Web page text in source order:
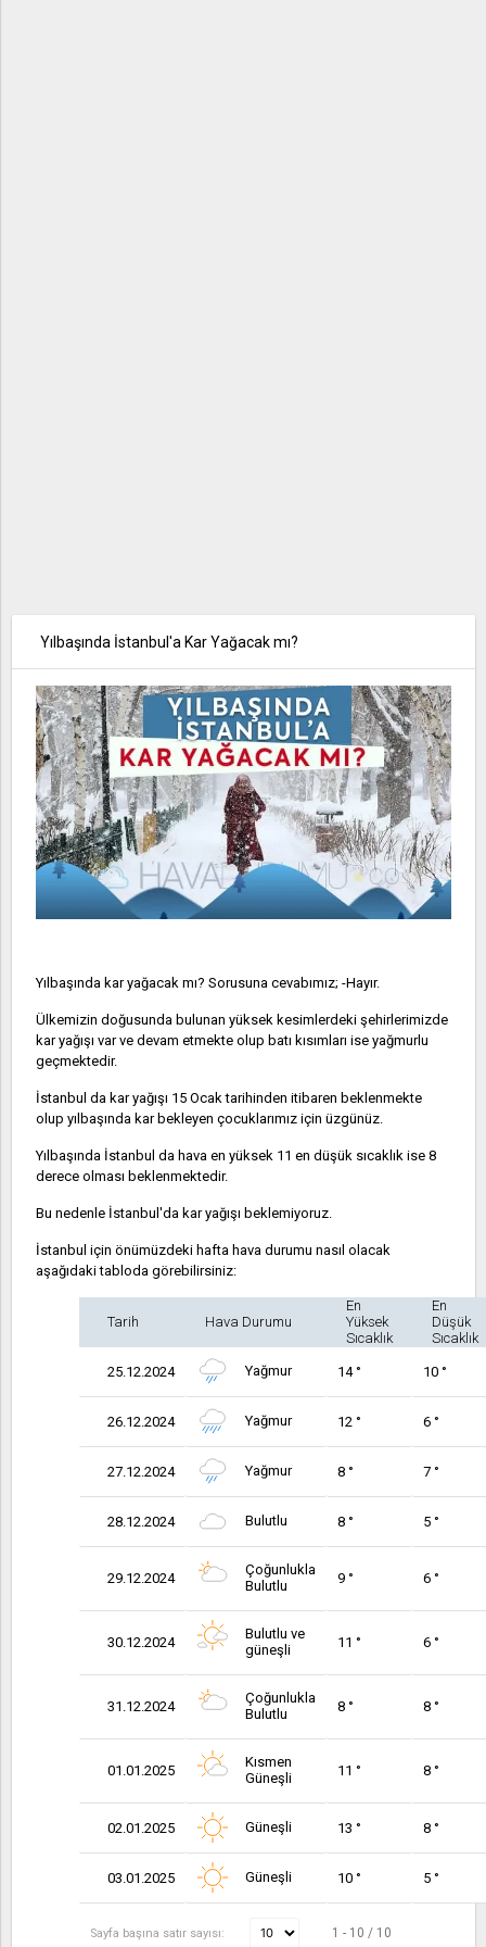
Yılbaşında İstanbul'a Kar Yağacak mı?
Yılbaşında kar yağacak mı? Sorusuna cevabımız; -Hayır.
Ülkemizin doğusunda bulunan yüksek kesimlerdeki şehirlerimizde
kar yağışı var ve devam etmekte olup batı kısımları ise yağmurlu
geçmektedir.
İstanbul da kar yağışı 15 Ocak tarihinden itibaren beklenmekte
olup yılbaşında kar bekleyen çocuklarımız için üzgünüz.
Yılbaşında İstanbul da hava en yüksek 11 en düşük sıcaklık ise 8
derece olması beklenmektedir.
Bu nedenle İstanbul'da kar yağışı beklemiyoruz.
İstanbul için önümüzdeki hafta hava durumu nasıl olacak
aşağıdaki tabloda görebilirsiniz:
Tarih Hava Durumu
En
Yüksek
Sıcaklık
En
Düşük
Sıcaklık
25.12.2024 Yağmur 14 ° 10 °
26.12.2024 Yağmur 12 ° 6 °
27.12.2024 Yağmur 8 ° 7 °
28.12.2024 Bulutlu 8 ° 5 °
29.12.2024
Çoğunlukla
Bulutlu
9 ° 6 °
30.12.2024
Bulutlu ve
güneşli
11 ° 6 °
31.12.2024
Çoğunlukla
Bulutlu
8 ° 8 °
01.01.2025
Kısmen
Güneşli
11 ° 8 °
02.01.2025 Güneşli 13 ° 8 °
03.01.2025 Güneşli 10 ° 5 °
Sayfa başına satır sayısı: 1 - 10 / 10